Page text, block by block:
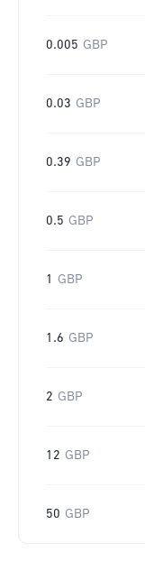
0.005 GBP
0.03 GBP
0.39 GBP
0.5 GBP
1 GBP
1.6 GBP
2 GBP
12 GBP
50 GBP